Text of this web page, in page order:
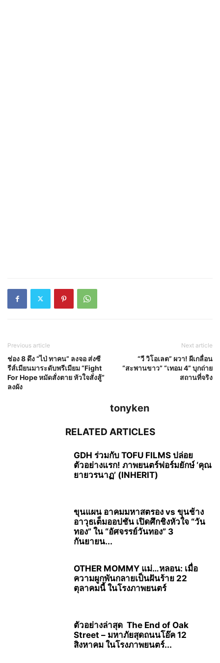
Previous article
ช่อง 8 ดึง “ไป่ ทาคน” ลงจอ ส่งซี
รีส์เมียนมาระดับพรีเมียม “Fight
For Hope หมัดสั่งตาย หัวใจสั่งสู้”
ลงผัง
Next article
“วี วิโอเลต” ผวา! ผีเกลื่อน
“สะพานขาว” “เทอม 4” บุกถ่าย
สถานที่จริง
tonyken
RELATED ARTICLES
GDH ร่วมกับ TOFU FILMS ปล่อย
ตัวอย่างแรก! ภาพยนตร์ฟอร์มยักษ์ ‘คุณ
ยายวรนาฏ’ (INHERIT)
ขุนแผน อาคมมหาสตรอง vs ขุนช้าง
อาวุธเต็มออปชัน เปิดศึกชิงหัวใจ “วัน
ทอง” ใน “อัศจรรย์วันทอง” 3
กันยายน...
OTHER MOMMY แม่…หลอน: เมื่อ
ความผูกพันกลายเป็นฝันร้าย 22
ตุลาคมนี้ ในโรงภาพยนตร์
ตัวอย่างล่าสุด The End of Oak
Street – มหาภัยสุดถนนโอ๊ค 12
สิงหาคม ในโรงภาพยนตร์...